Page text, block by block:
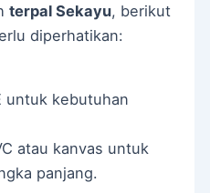
terpal Sekayu, berikut
diperhatikan:
untuk kebutuhan
atau kanvas untuk
panjang.